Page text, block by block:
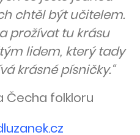
chtěl být učitelem.
prožívat tu krásu
lidem, který tady
krásné písničky.“
Čecha folkloru